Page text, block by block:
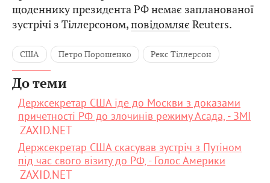
щоденнику президента РФ немає запланованої
зустрічі з Тіллерсоном,повідомляє Reuters.
США Петро Порошенко Рекс Тіллерсон
До теми
Держсекретар США їде до Москви з доказами
причетності РФ до злочинів режиму Асада, - ЗМІ
ZAXID.NET
Держсекретар США скасував зустріч з Путіном
під час свого візиту до РФ, - Голос Америки
ZAXID.NET